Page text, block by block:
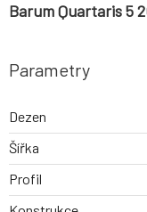
Barum Quartaris 5
Parametry
Dezen
Šířka
Profil